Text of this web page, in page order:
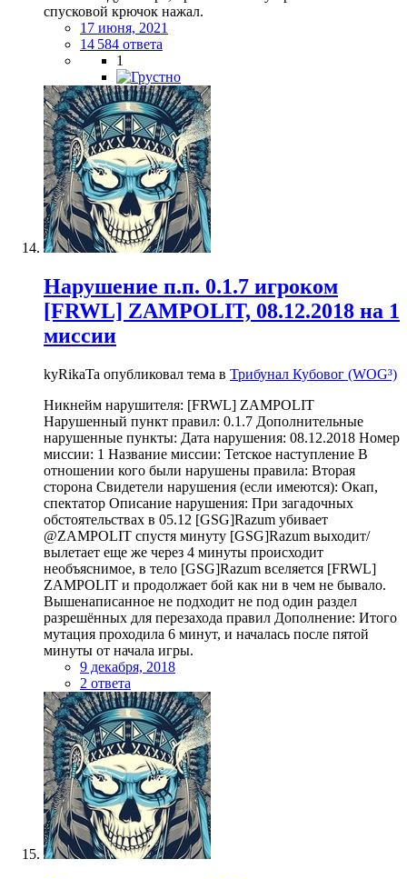
спусковой крючок нажал.
17 июня, 2021
14 584 ответа
1
Нарушение п.п. 0.1.7 игроком
[FRWL] ZAMPOLIT, 08.12.2018 на 1
миссии
kyRikaTa опубликовал тема в Трибунал Кубовог (WOG³)
Никнейм нарушителя: [FRWL] ZAMPOLIT
Нарушенный пункт правил: 0.1.7 Дополнительные
нарушенные пункты: Дата нарушения: 08.12.2018 Номер
миссии: 1 Название миссии: Тетское наступление В
отношении кого были нарушены правила: Вторая
сторона Свидетели нарушения (если имеются): Окап,
спектатор Описание нарушения: При загадочных
обстоятельствах в 05.12 [GSG]Razum убивает
@ZAMPOLIT спустя минуту [GSG]Razum выходит/
вылетает еще же через 4 минуты происходит
необъяснимое, в тело [GSG]Razum вселяется [FRWL]
ZAMPOLIT и продолжает бой как ни в чем не бывало.
Вышенаписанное не подходит не под один раздел
разрешённых для перезахода правил Дополнение: Итого
мутация проходила 6 минут, и началась после пятой
минуты от начала игры.
9 декабря, 2018
2 ответа